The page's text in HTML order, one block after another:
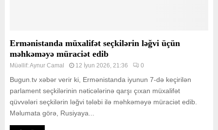
Ermənistanda müxalifət seçkilərin ləğvi üçün
məhkəməyə müraciət edib
Müəllif:Aynur Camal 12 İyun 2026, 21:36 0
Bugun.tv xəbər verir ki, Ermənistanda iyunun 7-də keçirilən
parlament seçkilərinin nəticələrinə qarşı çıxan müxalifət
qüvvələri seçkilərin ləğvi tələbi ilə məhkəməyə müraciət edib.
Məlumata görə, Rusiyaya...